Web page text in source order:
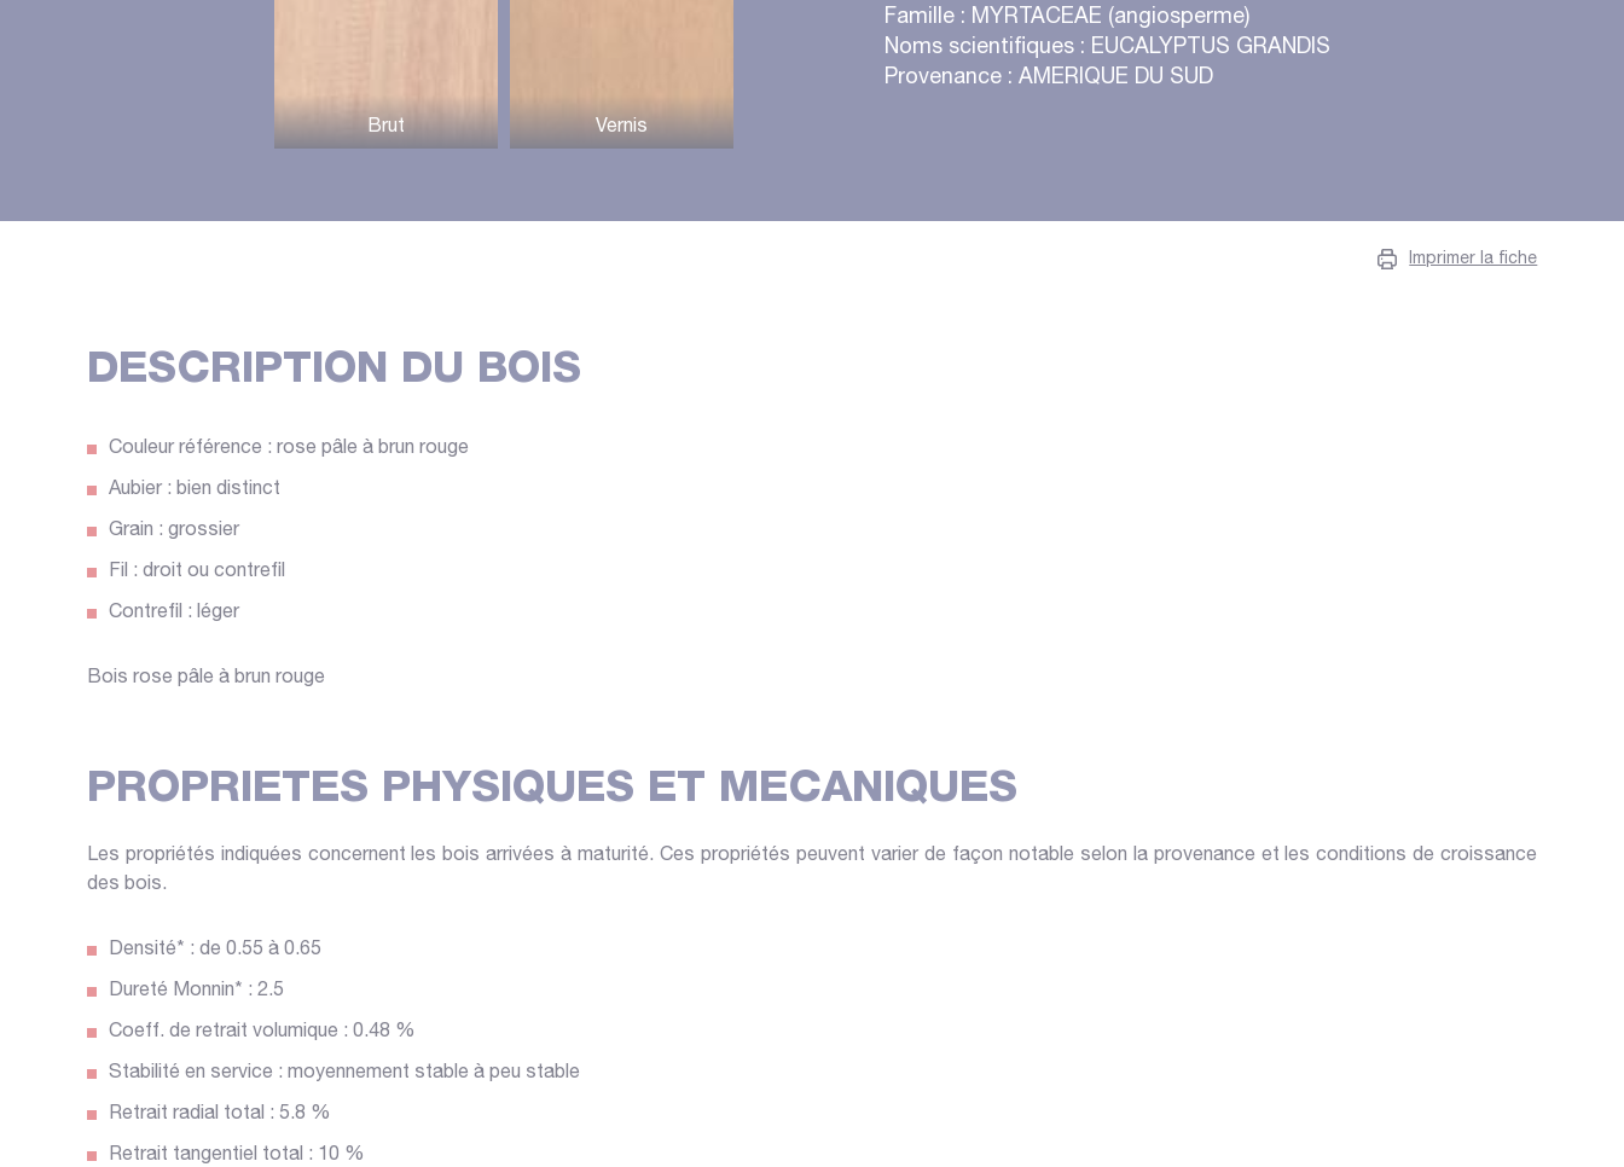
Famille : MYRTACEAE (angiosperme)
Noms scientifiques : EUCALYPTUS GRANDIS
Provenance : AMERIQUE DU SUD
Imprimer la fiche
DESCRIPTION DU BOIS
Couleur référence : rose pâle à brun rouge
Aubier : bien distinct
Grain : grossier
Fil : droit ou contrefil
Contrefil : léger
Bois rose pâle à brun rouge
PROPRIETES PHYSIQUES ET MECANIQUES
Les propriétés indiquées concernent les bois arrivées à maturité. Ces propriétés peuvent varier de façon notable selon la provenance et les conditions de croissance
des bois.
Densité* : de 0.55 à 0.65
Dureté Monnin* : 2.5
Coeff. de retrait volumique : 0.48 %
Stabilité en service : moyennement stable à peu stable
Retrait radial total : 5.8 %
Retrait tangentiel total : 10 %